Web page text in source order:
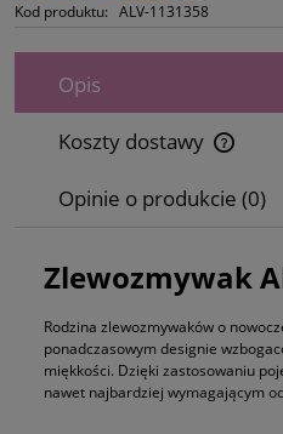
Kod produktu: ALV-1131358
Opis
Koszty dostawy
Cena nie zawiera ewentualnych
Opinie o produkcie (0)
Zlewozmywak
Rodzina zlewozmywaków o
ponadczasowym designie
miękkości. Dzięki zastosowaniu
nawet najbardziej wymagającym